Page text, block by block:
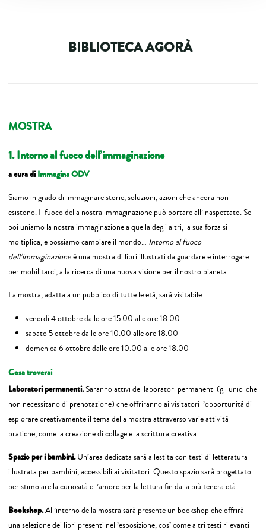
BIBLIOTECA AGORÀ
MOSTRA
1. Intorno al fuoco dell’immaginazione
a cura diImmagina ODV
Siamo in grado di immaginare storie, soluzioni, azioni che ancora non
esistono. Il fuoco della nostra immaginazione può portare all’inaspettato. Se
poi uniamo la nostra immaginazione a quella degli altri, la sua forza si
moltiplica, e possiamo cambiare il mondo… Intorno al fuoco
dell’immaginazioneè una mostra di libri illustrati da guardare e interrogare
per mobilitarci, alla ricerca di una nuova visione per il nostro pianeta.
La mostra, adatta a un pubblico di tutte le età, sarà visitabile:
venerdì 4 ottobre dalle ore 15.00 alle ore 18.00
sabato 5 ottobre dalle ore 10.00 alle ore 18.00
domenica 6 ottobre dalle ore 10.00 alle ore 18.00
Cosa troverai
Laboratori permanenti.Saranno attivi dei laboratori permanenti (gli unici che
non necessitano di prenotazione) che offriranno ai visitatori l’opportunità di
esplorare creativamente il tema della mostra attraverso varie attività
pratiche, come la creazione di collage e la scrittura creativa.
Spazio per i bambini.Un’area dedicata sarà allestita con testi di letteratura
illustrata per bambini, accessibili ai visitatori. Questo spazio sarà progettato
per stimolare la curiosità e l’amore per la lettura fin dalla più tenera età.
Bookshop.All’interno della mostra sarà presente un bookshop che offrirà
una selezione dei libri presenti nell’esposizione, così come altri testi rilevanti